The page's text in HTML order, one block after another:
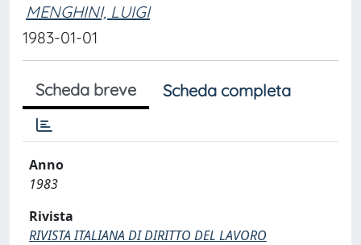
MENGHINI, LUIGI
1983-01-01
Scheda breve Scheda completa
Anno
1983
Rivista
RIVISTA ITALIANA DI DIRITTO DEL LAVORO